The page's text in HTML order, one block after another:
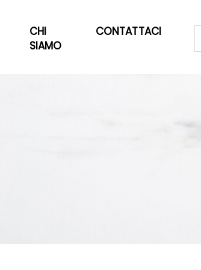
CHI
SIAMO
CONTATTACI